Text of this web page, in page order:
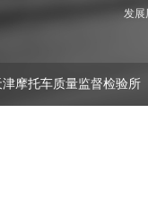
发展
津摩托车质量监督检